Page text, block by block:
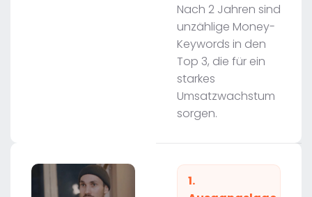
Nach 2 Jahren sind
unzählige Money-
Keywords in den
Top 3, die für ein
starkes
Umsatzwachstum
sorgen.
1.